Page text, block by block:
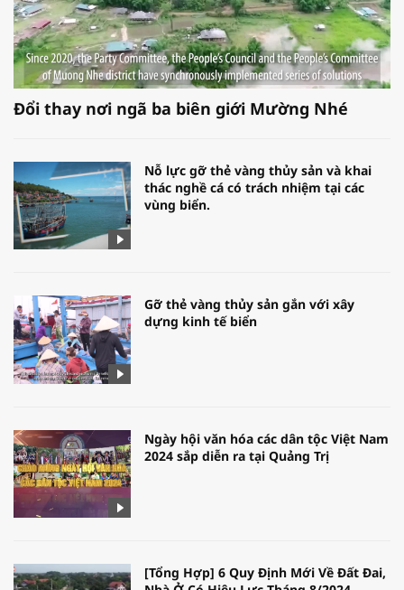
Đổi thay nơi ngã ba biên giới Mường Nhé
Nỗ lực gỡ thẻ vàng thủy sản và khai
thác nghề cá có trách nhiệm tại các
vùng biển.
Gỡ thẻ vàng thủy sản gắn với xây
dựng kinh tế biển
Ngày hội văn hóa các dân tộc Việt Nam
2024 sắp diễn ra tại Quảng Trị
[Tổng Hợp] 6 Quy Định Mới Về Đất Đai,